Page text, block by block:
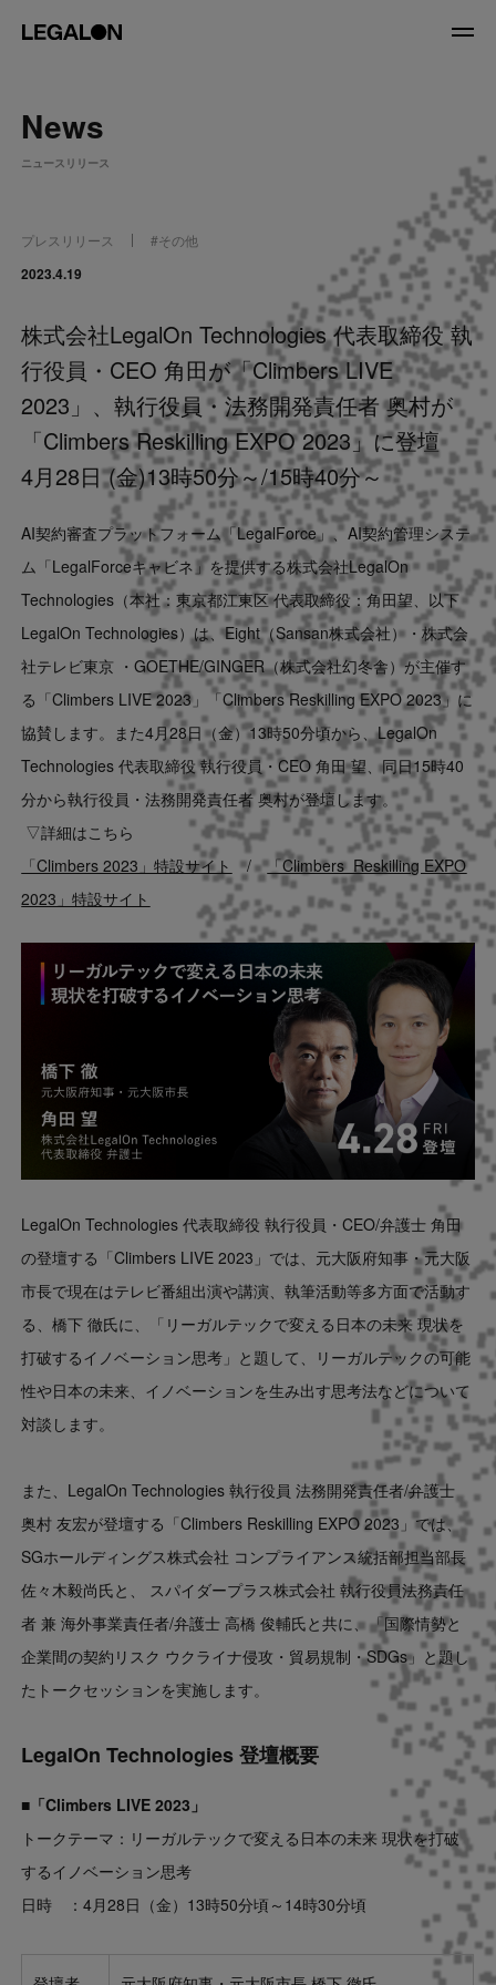
About
Service
News
Recruit
LegalOn Now
Contact
US website
News
ニュースリリース
プレスリリース #その他
2023.4.19
株式会社LegalOn Technologies 代表取締役 執
行役員・CEO 角田が「Climbers LIVE
2023」、執行役員・法務開発責任者 奥村が
「Climbers Reskilling EXPO 2023」に登壇
4月28日 (金)13時50分～/15時40分～
AI契約審査プラットフォーム「LegalForce」、AI契約管理システ
ム「LegalForceキャビネ」を提供する株式会社LegalOn
Technologies（本社：東京都江東区 代表取締役：角田望、以下
LegalOn Technologies）は、Eight（Sansan株式会社）・株式会
社テレビ東京 ・GOETHE/GINGER（株式会社幻冬舎）が主催す
る「Climbers LIVE 2023」「ClimbersReskilling EXPO 2023」に
協賛します。また4月28日（金）13時50分頃から、LegalOn
Technologies 代表取締役 執行役員・CEO 角田 望、同日15時40
分から執行役員・法務開発責任者 奥村が登壇します。
▽詳細はこちら
「Climbers 2023」特設サイト /「Climbers Reskilling EXPO
2023」特設サイト
LegalOn Technologies 代表取締役 執行役員・CEO/弁護士 角田
の登壇する「Climbers LIVE 2023」では、元大阪府知事・元大阪
市長で現在はテレビ番組出演や講演、執筆活動等多方面で活動す
る、橋下 徹氏に、「リーガルテックで変える日本の未来 現状を
打破するイノベーション思考」と題して、リーガルテックの可能
性や日本の未来、イノベーションを生み出す思考法などについて
対談します。
また、LegalOn Technologies 執行役員 法務開発責任者/弁護士
奥村 友宏が登壇する「Climbers Reskilling EXPO 2023」では、
SGホールディングス株式会社 コンプライアンス統括部担当部長
佐々木毅尚氏と、 スパイダープラス株式会社 執行役員法務責任
者 兼 海外事業責任者/弁護士 高橋 俊輔氏と共に、「国際情勢と
企業間の契約リスク ウクライナ侵攻・貿易規制・SDGs」と題し
たトークセッションを実施します。
LegalOn Technologies 登壇概要
■「Climbers LIVE 2023」
トークテーマ：リーガルテックで変える日本の未来 現状を打破
するイノベーション思考
日時 ：4月28日（金）13時50分頃～14時30分頃